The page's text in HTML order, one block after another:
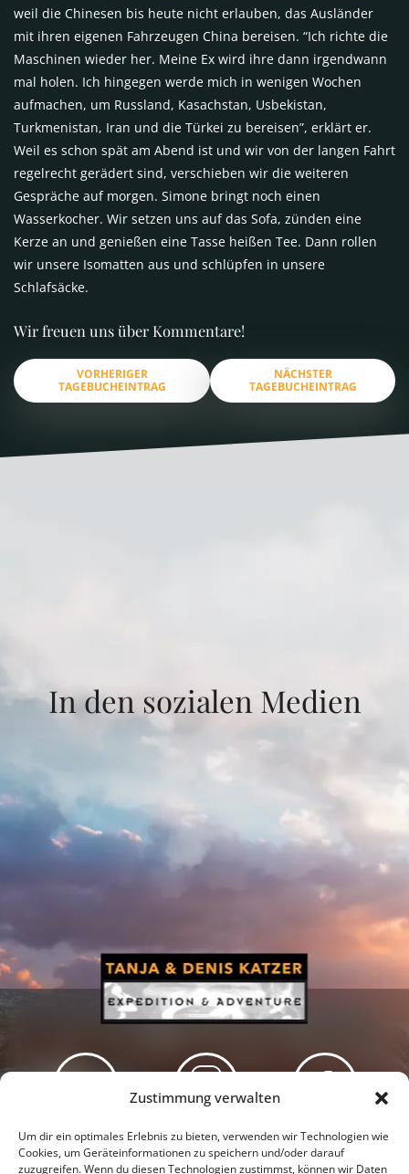
Zustimmung verwalten
Um dir ein optimales Erlebnis zu bieten, verwenden wir Technologien wie
Cookies, um Geräteinformationen zu speichern und/oder darauf
zuzugreifen. Wenn du diesen Technologien zustimmst, können wir Daten
weil die Chinesen bis heute nicht erlauben, das Ausländer
mit ihren eigenen Fahrzeugen China bereisen. “Ich richte die
Maschinen wieder her. Meine Ex wird ihre dann irgendwann
mal holen. Ich hingegen werde mich in wenigen Wochen
aufmachen, um Russland, Kasachstan, Usbekistan,
Turkmenistan, Iran und die Türkei zu bereisen”, erklärt er.
Weil es schon spät am Abend ist und wir von der langen Fahrt
regelrecht gerädert sind, verschieben wir die weiteren
Gespräche auf morgen. Simone bringt noch einen
Wasserkocher. Wir setzen uns auf das Sofa, zünden eine
Kerze an und genießen eine Tasse heißen Tee. Dann rollen
wir unsere Isomatten aus und schlüpfen in unsere
Schlafsäcke.
Wir freuen uns über Kommentare!
VORHERIGER
TAGEBUCHEINTRAG
NÄCHSTER
TAGEBUCHEINTRAG
In den sozialen Medien
Newsletter Podcast Facebook